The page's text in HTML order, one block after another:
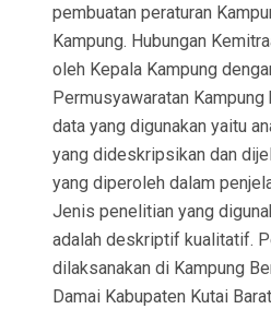
pembuatan peraturan
Kampung. Hubungan
oleh Kepala Kampung
Permusyawaratan Kampung
data yang digunakan yaitu
yang dideskripsikan dan
yang diperoleh dalam
Jenis penelitian yang
adalah deskriptif kualitatif.
dilaksanakan di Kampung
Damai Kabupaten Kutai